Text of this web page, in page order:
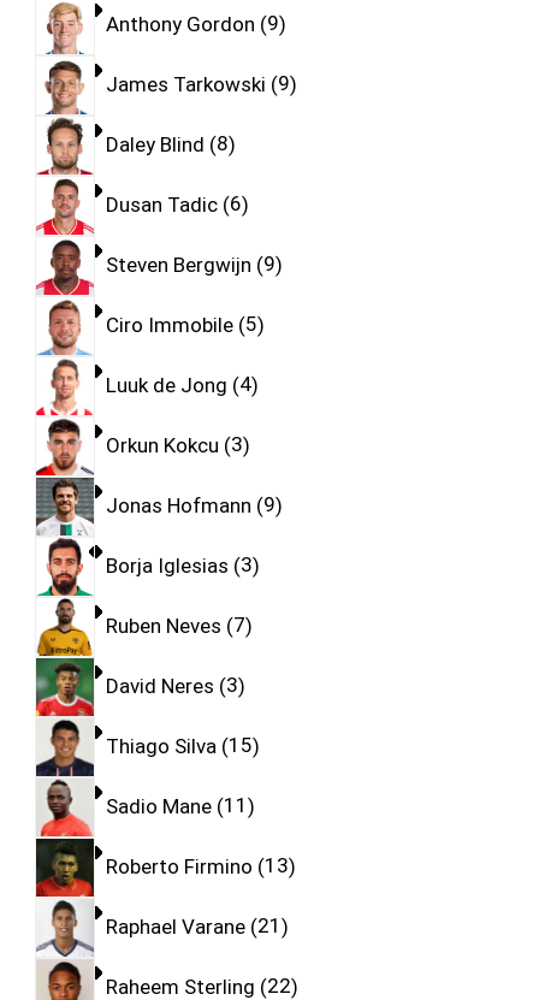
Anthony Gordon 9
James Tarkowski 9
Daley Blind 8
Dusan Tadic 6
Steven Bergwijn 9
Ciro Immobile 5
Luuk de Jong 4
Orkun Kokcu 3
Jonas Hofmann 9
Borja Iglesias 3
Ruben Neves 7
David Neres 3
Thiago Silva 15
Sadio Mane 11
Roberto Firmino 13
Raphael Varane 21
Raheem Sterling 22